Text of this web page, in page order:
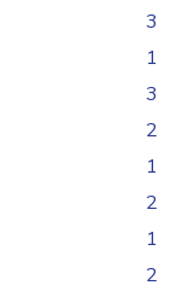
3
1
3
2
1
2
1
2